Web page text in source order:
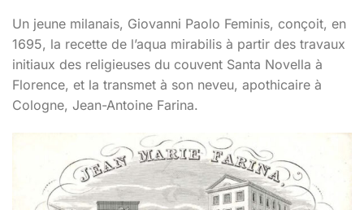
Un jeune milanais, Giovanni Paolo Feminis, conçoit, en
1695, la recette de l’aqua mirabilis à partir des travaux
initiaux des religieuses du couvent Santa Novella à
Florence, et la transmet à son neveu, apothicaire à
Cologne, Jean-Antoine Farina.